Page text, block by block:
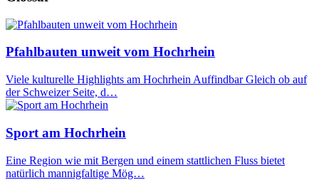
Pfahlbauten unweit vom Hochrhein
Viele kulturelle Highlights am Hochrhein Auffindbar Gleich ob auf
der Schweizer Seite, d…
Sport am Hochrhein
Eine Region wie mit Bergen und einem stattlichen Fluss bietet
natürlich mannigfaltige Mög…